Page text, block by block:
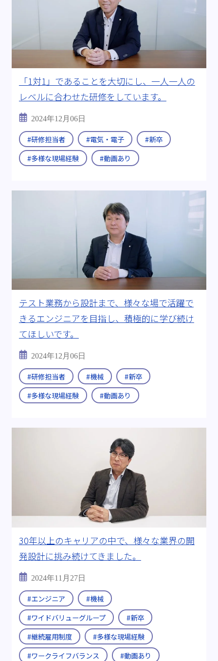
「1対1」であることを大切にし、一人一人の
レベルに合わせた研修をしています。
2024年12月06日
#研修担当者 #電気・電子
#新卒
#多様な現場経験
#動画あり
テスト業務から設計まで、様々な場で活躍で
きるエンジニアを目指し、積極的に学び続け
てほしいです。
2024年12月06日
#研修担当者 #機械
#新卒
#多様な現場経験
#動画あり
30年以上のキャリアの中で、様々な業界の開
発設計に挑み続けてきました。
2024年11月27日
#エンジニア
#機械
#ワイドバリューグループ
#新卒
#継続雇用制度
#多様な現場経験
#ワークライフバランス
#動画あり